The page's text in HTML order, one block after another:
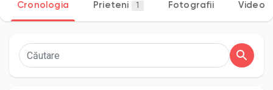
Cronologia Prieteni 1 Fotografii Video